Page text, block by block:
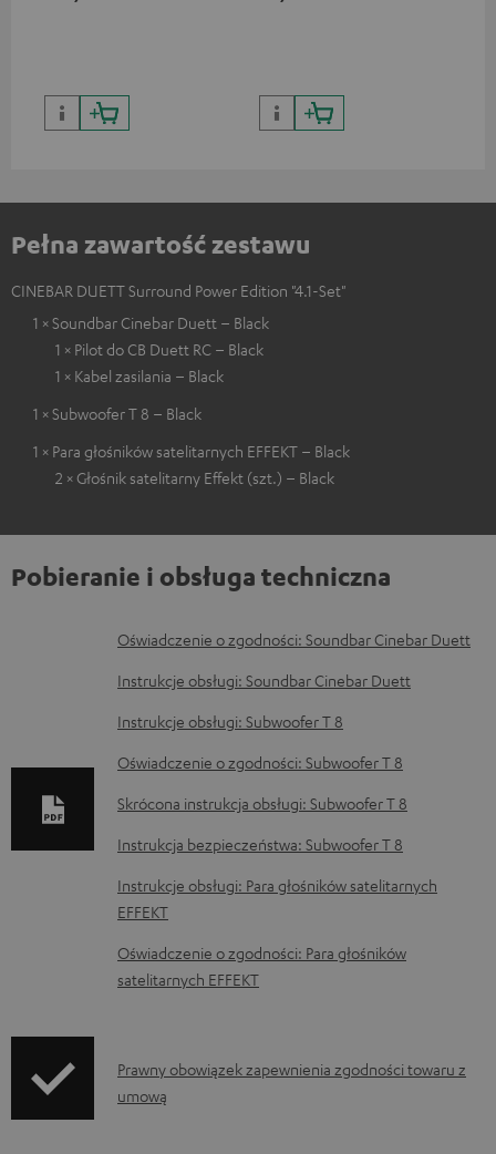
Pełna zawartość zestawu
CINEBAR DUETT Surround Power Edition "4.1-Set"
1 × Soundbar Cinebar Duett – Black
1 × Pilot do CB Duett RC – Black
1 × Kabel zasilania – Black
1 × Subwoofer T 8 – Black
1 × Para głośników satelitarnych EFFEKT – Black
2 × Głośnik satelitarny Effekt (szt.) – Black
Pobieranie i obsługa techniczna
D
o
m
e
n
t
y
d
o
b
r
Oświadczenie o zgodności: Soundbar Cinebar Duett
Instrukcje obsługi: Soundbar Cinebar Duett
Instrukcje obsługi: Subwoofer T 8
Oświadczenie o zgodności: Subwoofer T 8
Skrócona instrukcja obsługi: Subwoofer T 8
Instrukcja bezpieczeństwa: Subwoofer T 8
Instrukcje obsługi: Para głośników satelitarnych
EFFEKT
Oświadczenie o zgodności: Para głośników
satelitarnych EFFEKT
I
n
Prawny obowiązek zapewnienia zgodności towaru z
umową